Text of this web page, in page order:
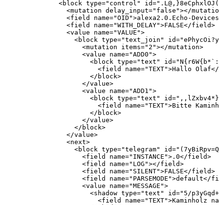
<block type="control"
<mutation delay_input="false"></
<field name="OID">alexa2.0.Echo-
                <field name="WITH_DELAY">FALSE</field>
                <value name="VALUE">
<block type="text_join"
                    <mutation items="2"></mutation>
                    <value name="ADD0">
<block type="text"
<field name="TEXT">Hallo
                      </block>
                    </value>
                    <value name="ADD1">
<block type="text"
<field name="TEXT">Bitte
                      </block>
                    </value>
                  </block>
                </value>
                <next>
<block type="telegram"
                    <field name="INSTANCE">.0</field>
                    <field name="LOG"></field>
                    <field name="SILENT">FALSE</field>
<field name="PARSEMODE">default</
                    <value name="MESSAGE">
<shadow type="text" id="5/
<field name="TEXT">Kaminholz